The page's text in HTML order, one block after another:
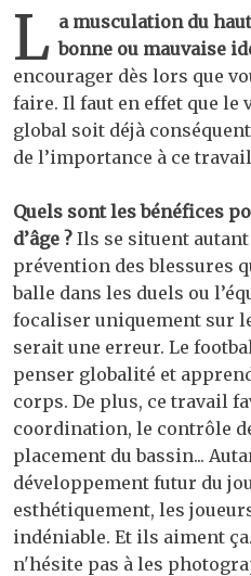
L a musculation du haut
bonne ou mauvaise
encourager dès lors que
faire. Il faut en effet que le
global soit déjà
de l’importance à ce
Quels sont les bénéfices
d’âge ? Ils se situent autant
prévention des blessures
balle dans les duels ou
focaliser uniquement sur
serait une erreur. Le
penser globalité et
corps. De plus, ce travail
coordination, le contrôle
placement du bassin...
développement futur du
esthétiquement, les
indéniable. Et ils aiment
n'hésite pas à les